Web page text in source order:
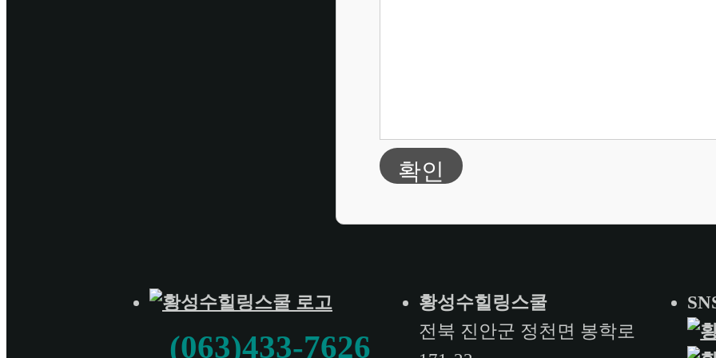
확인
(063)433-7626
황성수힐링스쿨
전북 진안군 정천면 봉학로